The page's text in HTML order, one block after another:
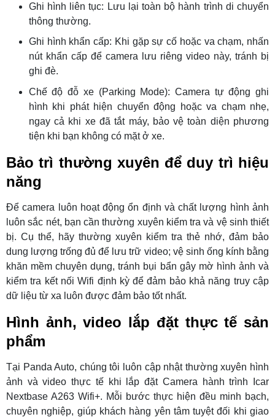
Ghi hình liên tục: Lưu lại toàn bộ hành trình di chuyển
thông thường.
Ghi hình khẩn cấp: Khi gặp sự cố hoặc va chạm, nhấn
nút khẩn cấp để camera lưu riêng video này, tránh bị
ghi đè.
Chế độ đỗ xe (Parking Mode): Camera tự động ghi
hình khi phát hiện chuyển động hoặc va chạm nhẹ,
ngay cả khi xe đã tắt máy, bảo vệ toàn diện phương
tiện khi bạn không có mặt ở xe.
Bảo trì thường xuyên để duy trì hiệu
năng
Để camera luôn hoạt động ổn định và chất lượng hình ảnh
luôn sắc nét, bạn cần thường xuyên kiểm tra và vệ sinh thiết
bị. Cụ thể, hãy thường xuyên kiểm tra thẻ nhớ, đảm bảo
dung lượng trống đủ để lưu trữ video; vệ sinh ống kính bằng
khăn mềm chuyên dụng, tránh bụi bẩn gây mờ hình ảnh và
kiểm tra kết nối Wifi định kỳ để đảm bảo khả năng truy cập
dữ liệu từ xa luôn được đảm bảo tốt nhất.
Hình ảnh, video lắp đặt thực tế sản
phẩm
Tại Panda Auto, chúng tôi luôn cập nhật thường xuyên hình
ảnh và video thực tế khi lắp đặt Camera hành trình Icar
Nextbase A263 Wifi+. Mỗi bước thực hiện đều minh bạch,
chuyên nghiệp, giúp khách hàng yên tâm tuyệt đối khi giao